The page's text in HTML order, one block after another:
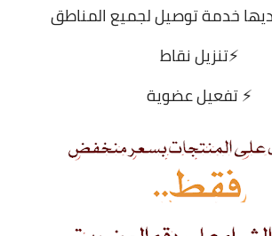
خدمة توصيل لجميع المناطق
⚡تنزيل نقاط
⚡ تفعيل عضوية